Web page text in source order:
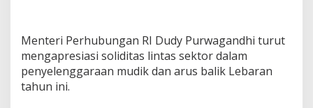
Menteri Perhubungan RI Dudy Purwagandhi turut
mengapresiasi soliditas lintas sektor dalam
penyelenggaraan mudik dan arus balik Lebaran
tahun ini.